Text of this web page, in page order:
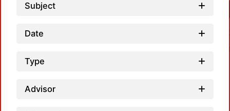
Subject
Date
Type
Advisor